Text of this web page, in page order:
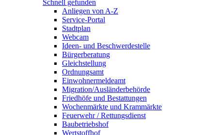
Schnell gefunden
Anliegen von A-Z
Service-Portal
Stadtplan
Webcam
Ideen- und Beschwerdestelle
Bürgerberatung
Gleichstellung
Ordnungsamt
Einwohnermeldeamt
Migration/Ausländerbehörde
Friedhöfe und Bestattungen
Wochenmärkte und Krammärkte
Feuerwehr / Rettungsdienst
Baubetriebshof
Wertstoffhof